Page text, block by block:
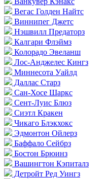
Вегас Голден Найтс
Виннипег Джетс
Нэшвилл Предаторз
Калгари Флэймз
Колорадо Эвеланш
Лос-Анджелес Кингз
Миннесота Уайлд
Даллас Старз
Сан-Хосе Шаркс
Сент-Луис Блюз
Сиэтл Кракен
Чикаго Блэкхокс
Эдмонтон Ойлерз
Баффало Сейбрз
Бостон Брюинз
Вашингтон Кэпиталз
Детройт Ред Уингз